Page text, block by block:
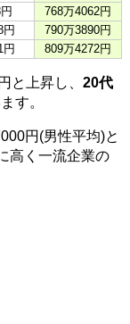
768万4062円
円
790万3890円
円 809万4272円
と上昇し、 20代
す。
円(男性平均)と
高く一流企業の